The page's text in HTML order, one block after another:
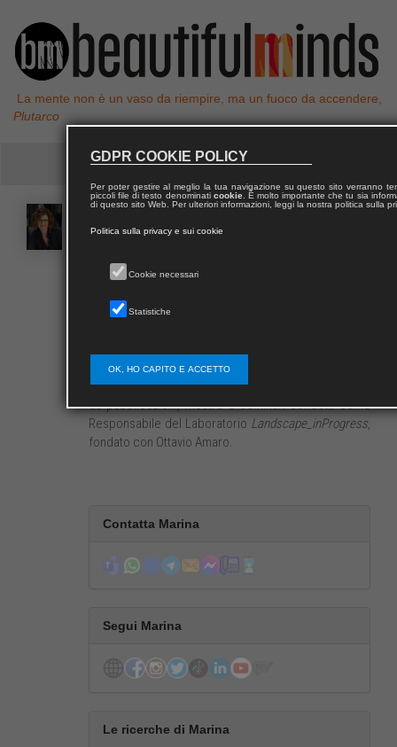
La mente non è un vaso da riempire, ma un fuoco da accendere,
Plutarco
Architetto, professore associato in Composizione
Reggio C. dove è delegata alle relazioni
visitingalla London Metropolitan University. L’attività
di ricerca, progettazione e didattica è testimoniata
da pubblicazioni, mostre e seminari condotti come
Responsabile del Laboratorio Landscape_inProgress,
fondato con Ottavio Amaro.
Contatta Marina
Segui Marina
Le ricerche di Marina
GDPR COOKIE POLICY
Per poter gestire al meglio la tua navigazione su questo sito verranno
piccoli file di testo denominati cookie. È molto importante che tu sia
di questo sito Web. Per ulteriori informazioni, leggi la nostra politica sulla
Politica sulla privacy e sui cookie
Cookie necessari
Statistiche
OK, HO CAPITO E ACCETTO